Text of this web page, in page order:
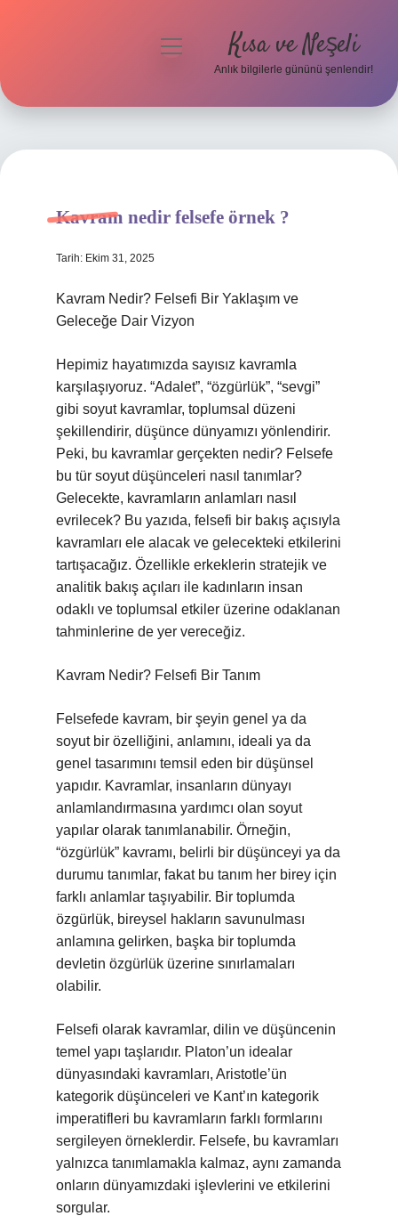
Hakkımızda
menüyü
Kısa ve Neşeli
Anlık bilgilerle gününü şenlendir!
Kavram nedir felsefe örnek ?
Tarih: Ekim 31, 2025
Kavram Nedir? Felsefi Bir Yaklaşım ve
Geleceğe Dair Vizyon
Hepimiz hayatımızda sayısız kavramla
karşılaşıyoruz. “Adalet”, “özgürlük”, “sevgi”
gibi soyut kavramlar, toplumsal düzeni
şekillendirir, düşünce dünyamızı yönlendirir.
Peki, bu kavramlar gerçekten nedir? Felsefe
bu tür soyut düşünceleri nasıl tanımlar?
Gelecekte, kavramların anlamları nasıl
evrilecek? Bu yazıda, felsefi bir bakış açısıyla
kavramları ele alacak ve gelecekteki etkilerini
tartışacağız. Özellikle erkeklerin stratejik ve
analitik bakış açıları ile kadınların insan
odaklı ve toplumsal etkiler üzerine odaklanan
tahminlerine de yer vereceğiz.
Kavram Nedir? Felsefi Bir Tanım
Felsefede kavram, bir şeyin genel ya da
soyut bir özelliğini, anlamını, ideali ya da
genel tasarımını temsil eden bir düşünsel
yapıdır. Kavramlar, insanların dünyayı
anlamlandırmasına yardımcı olan soyut
yapılar olarak tanımlanabilir. Örneğin,
“özgürlük” kavramı, belirli bir düşünceyi ya da
durumu tanımlar, fakat bu tanım her birey için
farklı anlamlar taşıyabilir. Bir toplumda
özgürlük, bireysel hakların savunulması
anlamına gelirken, başka bir toplumda
devletin özgürlük üzerine sınırlamaları
olabilir.
Felsefi olarak kavramlar, dilin ve düşüncenin
temel yapı taşlarıdır. Platon’un idealar
dünyasındaki kavramları, Aristotle’ün
kategorik düşünceleri ve Kant’ın kategorik
imperatifleri bu kavramların farklı formlarını
sergileyen örneklerdir. Felsefe, bu kavramları
yalnızca tanımlamakla kalmaz, aynı zamanda
onların dünyamızdaki işlevlerini ve etkilerini
sorgular.